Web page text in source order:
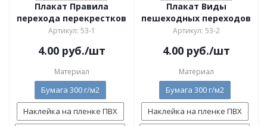
Плакат Правила
перехода перекрестков
Артикул: 53-1
4.00руб./шт
Материал
Бумага 300 г/м2
Наклейка на пленке ПВХ
Плакат Виды
пешеходных переходов
Артикул: 53-2
4.00руб./шт
Материал
Бумага 300 г/м2
Наклейка на пленке ПВХ